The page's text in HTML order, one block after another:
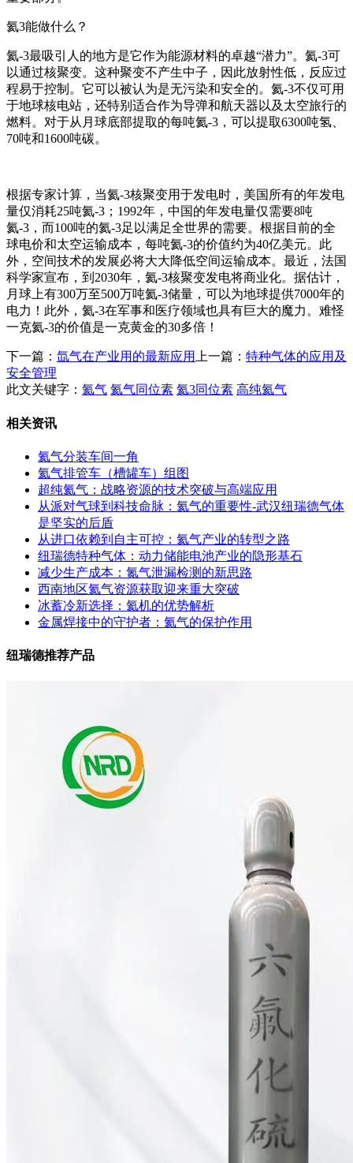
氦3能做什么？
氦-3最吸引人的地方是它作为能源材料的卓越“潜力”。氦-3可
以通过核聚变。这种聚变不产生中子，因此放射性低，反应过
程易于控制。它可以被认为是无污染和安全的。氦-3不仅可用
于地球核电站，还特别适合作为导弹和航天器以及太空旅行的
燃料。对于从月球底部提取的每吨氦-3，可以提取6300吨氢、
70吨和1600吨碳。
根据专家计算，当氦-3核聚变用于发电时，美国所有的年发电
量仅消耗25吨氦-3；1992年，中国的年发电量仅需要8吨
氦-3，而100吨的氦-3足以满足全世界的需要。根据目前的全
球电价和太空运输成本，每吨氦-3的价值约为40亿美元。此
外，空间技术的发展必将大大降低空间运输成本。最近，法国
科学家宣布，到2030年，氦-3核聚变发电将商业化。据估计，
月球上有300万至500万吨氦-3储量，可以为地球提供7000年的
电力！此外，氦-3在军事和医疗领域也具有巨大的魔力。难怪
一克氦-3的价值是一克黄金的30多倍！
下一篇： 氙气在产业用的最新应用 上一篇： 特种气体的应用及
安全管理
此文关键字： 氦气 氦气同位素 氦3同位素 高纯氦气
相关资讯
氦气分装车间一角
氦气排管车（槽罐车）组图
超纯氦气：战略资源的技术突破与高端应用
从派对气球到科技命脉：氦气的重要性-武汉纽瑞德气体
是坚实的后盾
从进口依赖到自主可控：氦气产业的转型之路
纽瑞德特种气体：动力储能电池产业的隐形基石
减少生产成本：氮气泄漏检测的新思路
西南地区氦气资源获取迎来重大突破
冰蓄冷新选择：氦机的优势解析
金属焊接中的守护者：氦气的保护作用
纽瑞德推荐产品